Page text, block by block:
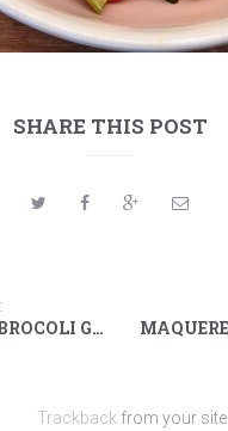
SHARE THIS POST
SALADE DE BROCOLI GRILLÉ
Trackback from your site.